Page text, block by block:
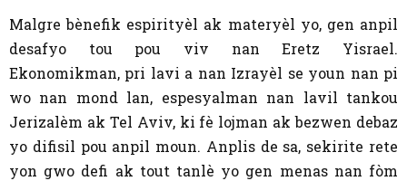
Malgre bènefik espirityèl ak materyèl yo, gen anpil
desafyo tou pou viv nan Eretz Yisrael.
Ekonomikman, pri lavi a nan Izrayèl se youn nan pi
wo nan mond lan, espesyalman nan lavil tankou
Jerizalèm ak Tel Aviv, ki fè lojman ak bezwen debaz
yo difisil pou anpil moun. Anplis de sa, sekirite rete
yon gwo defi ak tout tanlè yo gen menas nan fòm